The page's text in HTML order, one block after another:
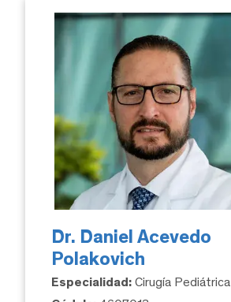
Dr. Daniel Acevedo
Polakovich
Especialidad: Cirugía Pediátrica